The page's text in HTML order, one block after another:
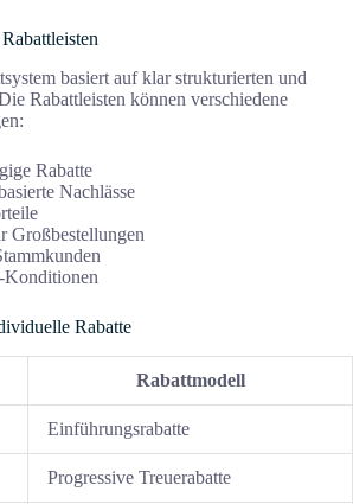
basiert auf klar strukturierten und
Rabattleisten können verschiedene
Rabatte
Nachlässe
Großbestellungen
Konditionen
Rabatte
Rabattmodell
Einführungsrabatte
Progressive Treuerabatte